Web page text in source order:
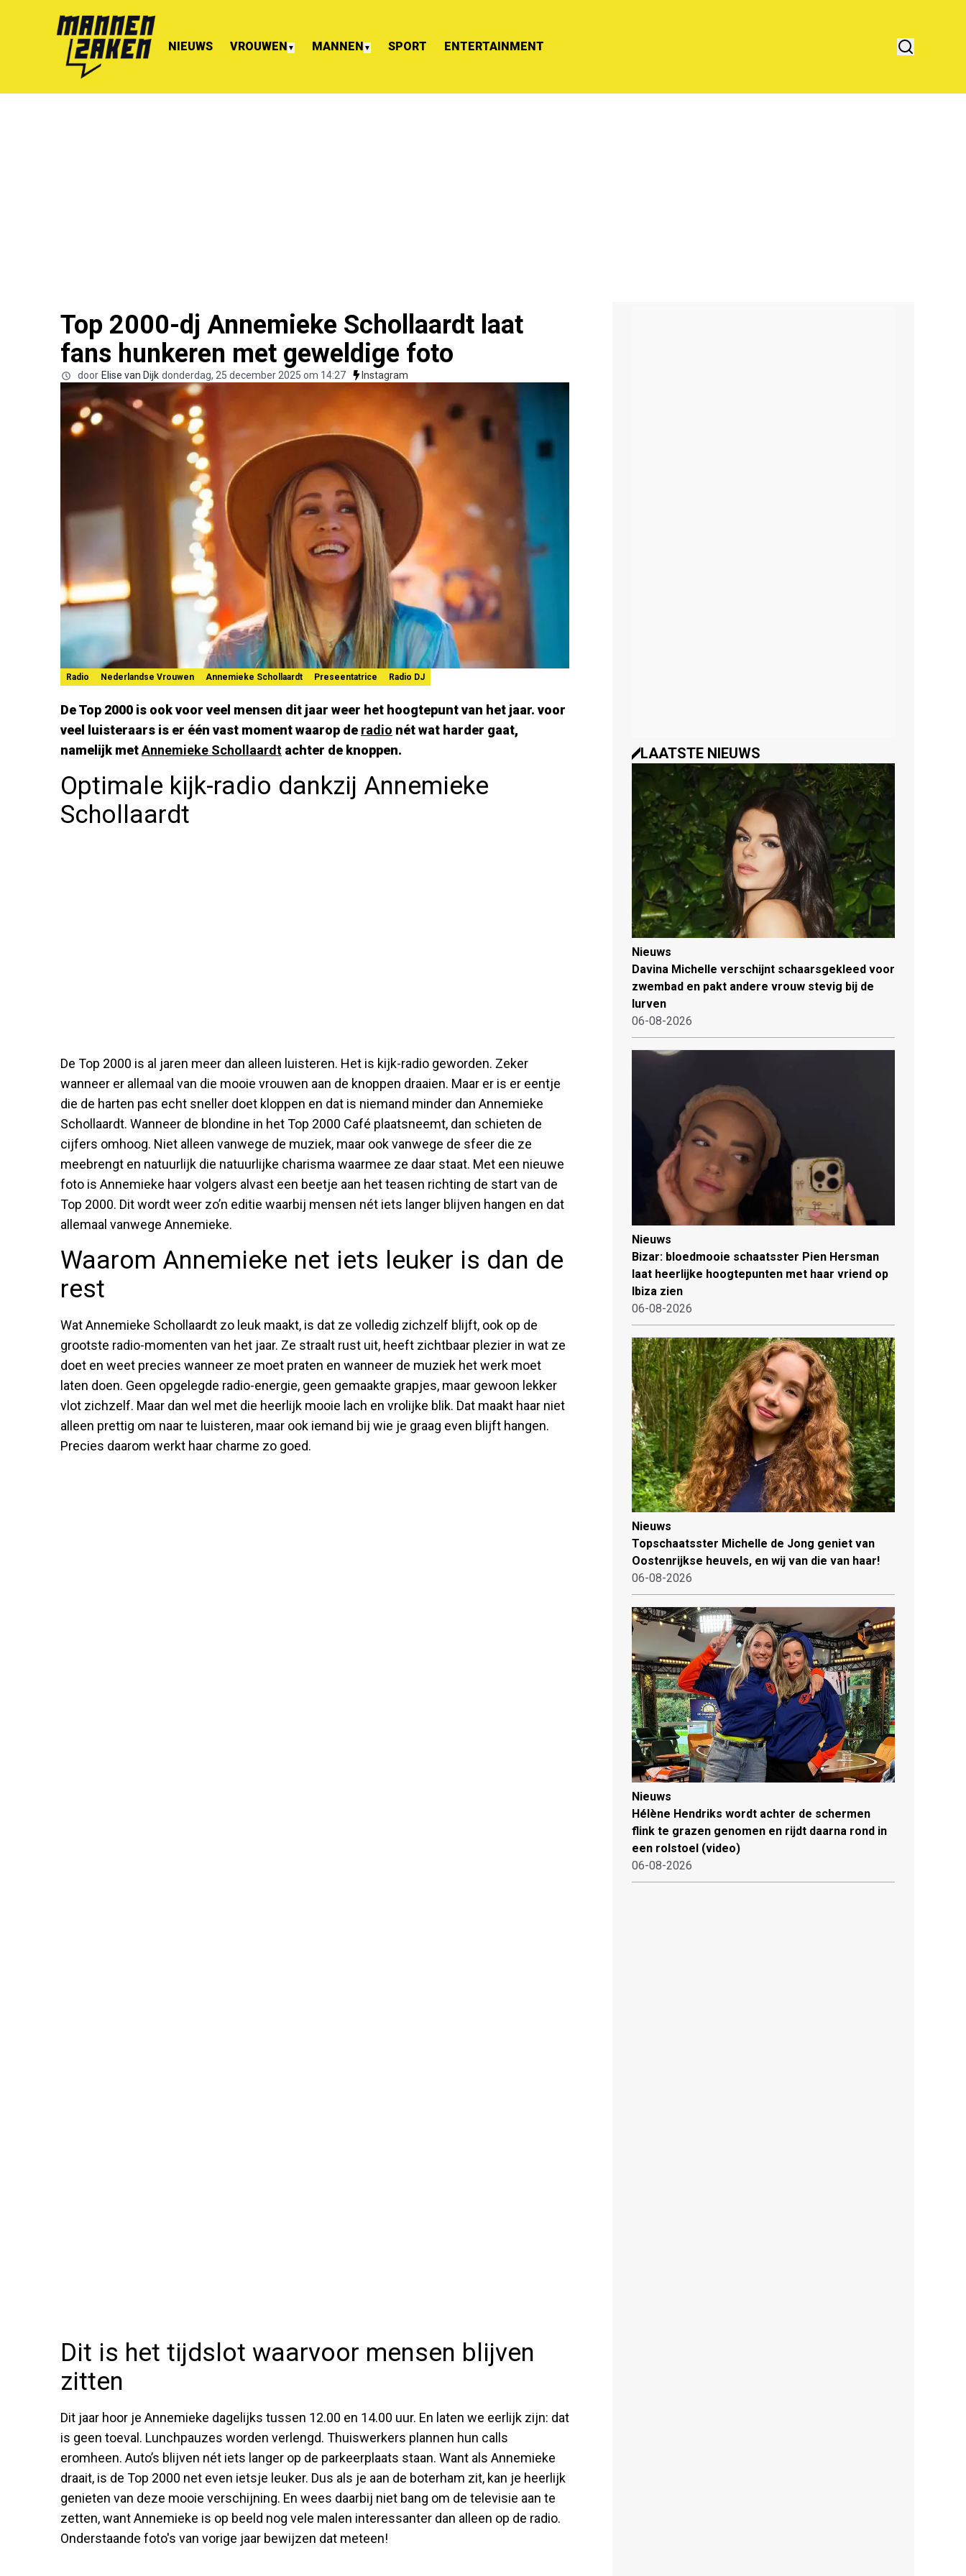
NIEUWS VROUWEN ▼ MANNEN ▼ SPORT ENTERTAINMENT
Top 2000-dj Annemieke Schollaardt laat
fans hunkeren met geweldige foto
door Elise van Dijk donderdag, 25 december 2025 om 14:27 Instagram
Radio Nederlandse Vrouwen Annemieke Schollaardt Preseentatrice Radio DJ
De Top 2000 is ook voor veel mensen dit jaar weer het hoogtepunt van het jaar. voor
veel luisteraars is er één vast moment waarop de radio nét wat harder gaat,
namelijk metAnnemieke Schollaardt achter de knoppen.
Optimale kijk-radio dankzij Annemieke
Schollaardt
De Top 2000 is al jaren meer dan alleen luisteren. Het is kijk-radio geworden. Zeker
wanneer er allemaal van die mooie vrouwen aan de knoppen draaien. Maar er is er eentje
die de harten pas echt sneller doet kloppen en dat is niemand minder dan Annemieke
Schollaardt. Wanneer de blondine in het Top 2000 Café plaatsneemt, dan schieten de
cijfers omhoog. Niet alleen vanwege de muziek, maar ook vanwege de sfeer die ze
meebrengt en natuurlijk die natuurlijke charisma waarmee ze daar staat. Met een nieuwe
foto is Annemieke haar volgers alvast een beetje aan het teasen richting de start van de
Top 2000. Dit wordt weer zo’n editie waarbij mensen nét iets langer blijven hangen en dat
allemaal vanwege Annemieke.
Waarom Annemieke net iets leuker is dan de
rest
Wat Annemieke Schollaardt zo leuk maakt, is dat ze volledig zichzelf blijft, ook op de
grootste radio-momenten van het jaar. Ze straalt rust uit, heeft zichtbaar plezier in wat ze
doet en weet precies wanneer ze moet praten en wanneer de muziek het werk moet
laten doen. Geen opgelegde radio-energie, geen gemaakte grapjes, maar gewoon lekker
vlot zichzelf. Maar dan wel met die heerlijk mooie lach en vrolijke blik. Dat maakt haar niet
alleen prettig om naar te luisteren, maar ook iemand bij wie je graag even blijft hangen.
Precies daarom werkt haar charme zo goed.
Dit is het tijdslot waarvoor mensen blijven
zitten
Dit jaar hoor je Annemieke dagelijks tussen 12.00 en 14.00 uur. En laten we eerlijk zijn: dat
is geen toeval. Lunchpauzes worden verlengd. Thuiswerkers plannen hun calls
eromheen. Auto’s blijven nét iets langer op de parkeerplaats staan. Want als Annemieke
draait, is de Top 2000 net even ietsje leuker. Dus als je aan de boterham zit, kan je heerlijk
genieten van deze mooie verschijning. En wees daarbij niet bang om de televisie aan te
zetten, want Annemieke is op beeld nog vele malen interessanter dan alleen op de radio.
Onderstaande foto's van vorige jaar bewijzen dat meteen!
LAATSTE NIEUWS
Nieuws
Davina Michelle verschijnt schaarsgekleed voor
zwembad en pakt andere vrouw stevig bij de
lurven
06-08-2026
Nieuws
Bizar: bloedmooie schaatsster Pien Hersman
laat heerlijke hoogtepunten met haar vriend op
Ibiza zien
06-08-2026
Nieuws
Topschaatsster Michelle de Jong geniet van
Oostenrijkse heuvels, en wij van die van haar!
06-08-2026
Nieuws
Hélène Hendriks wordt achter de schermen
flink te grazen genomen en rijdt daarna rond in
een rolstoel (video)
06-08-2026